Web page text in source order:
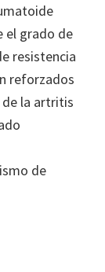
el grado de
resistencia
reforzados
de la artritis
de